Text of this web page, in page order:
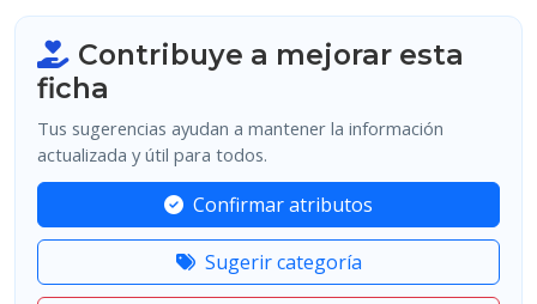
Contribuye a mejorar esta
ficha
Tus sugerencias ayudan a mantener la información
actualizada y útil para todos.
Confirmar atributos
Sugerir categoría